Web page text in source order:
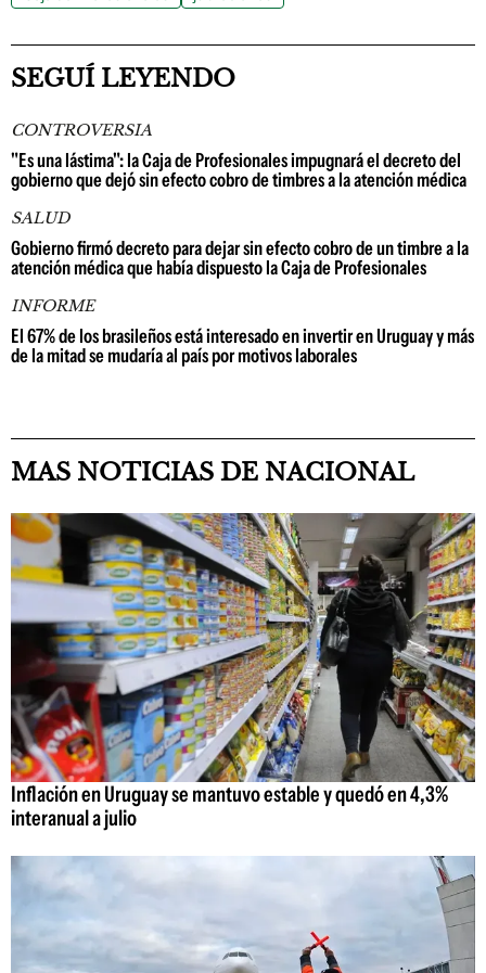
SEGUÍ LEYENDO
CONTROVERSIA
"Es una lástima": la Caja de Profesionales impugnará el decreto del
gobierno que dejó sin efecto cobro de timbres a la atención médica
SALUD
Gobierno firmó decreto para dejar sin efecto cobro de un timbre a la
atención médica que había dispuesto la Caja de Profesionales
INFORME
El 67% de los brasileños está interesado en invertir en Uruguay y más
de la mitad se mudaría al país por motivos laborales
MAS NOTICIAS DE NACIONAL
Inflación en Uruguay se mantuvo estable y quedó en 4,3%
interanual a julio